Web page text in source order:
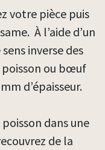
votre pièce puis
À l’aide d’un
inverse des
poisson ou bœuf
d’épaisseur.
dans une
de la